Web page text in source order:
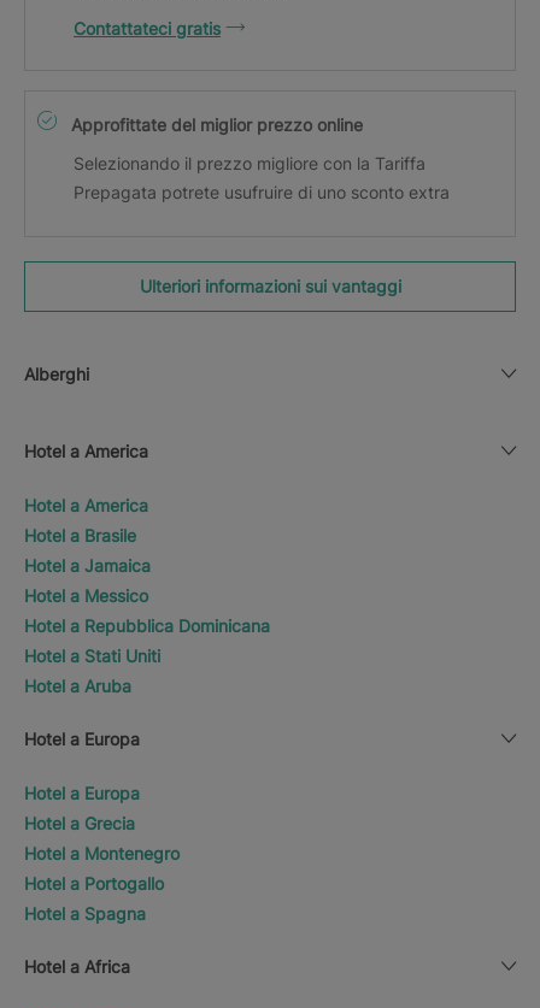
Contattateci gratis
Approfittate del miglior prezzo online
Selezionando il prezzo migliore con la Tariffa
Prepagata potrete usufruire di uno sconto extra
Ulteriori informazioni sui vantaggi
Alberghi
Hotel a America
Hotel a America
Hotel a Brasile
Hotel a Jamaica
Hotel a Messico
Hotel a Repubblica Dominicana
Hotel a Stati Uniti
Hotel a Aruba
Hotel a Europa
Hotel a Europa
Hotel a Grecia
Hotel a Montenegro
Hotel a Portogallo
Hotel a Spagna
Hotel a Africa